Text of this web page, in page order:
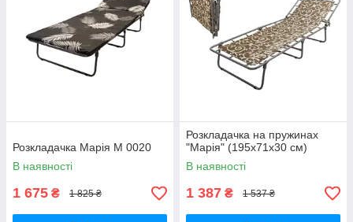
Розкладачка Марія М 0020
В наявності
1 675 ₴ 1 825 ₴
Розкладачка на пружинах
"Марія" (195х71х30 см)
В наявності
1 387 ₴ 1 537 ₴